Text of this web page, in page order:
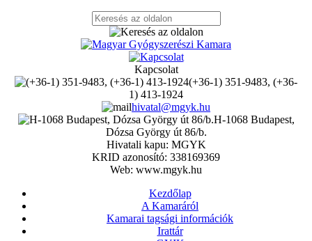
Kapcsolat
(+36-1) 351-9483, (+36-
1) 413-1924
hivatal@mgyk.hu
H-1068 Budapest,
Dózsa György út 86/b.
Hivatali kapu: MGYK
KRID azonosító: 338169369
Web: www.mgyk.hu
Kezdőlap
A Kamaráról
Kamarai tagsági információk
Irattár